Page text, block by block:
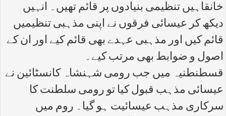
خانقاہیں تنظیمی بنیادوں پر قائم تھیں۔ انہیں
دیکھ کر عیسائی فرقوں نے اپنی مذہبی تنظیمیں
قائم کیں اور مذہبی عہدے بھی قائم کیے اور ان کے
اصول و ضوابط بھی مرتب کیے۔
قسطنطنیہ میں جب رومی شہنشاہ کانسٹائین نے
عیسائی مذہب قبول کیا تو رومی سلطنت کا
سرکاری مذہب عیسائیت ہو گیا۔ روم میں